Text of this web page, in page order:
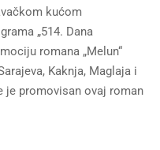
kućom
„514. Dana
romana „Melun“
Kaknja, Maglaja i
je promovisan ovaj roman